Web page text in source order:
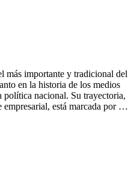
más importante y tradicional del
en la historia de los medios
nacional. Su trayectoria,
empresarial, está marcada por …